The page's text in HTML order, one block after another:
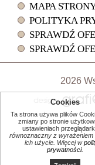
MAPA
POLITYKA
SPRAWDŹ
SPRAWDŹ
2026
Cookies
Ta strona używa plików
zmiany po stronie
ustawieniach
równoznaczny z wyrażeniem
ich użycie . Więcej w
prywatności.